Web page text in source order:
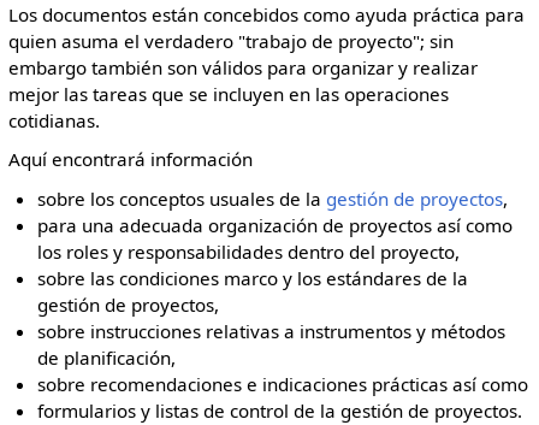
Los documentos están concebidos como ayuda práctica para
quien asuma el verdadero "trabajo de proyecto"; sin
embargo también son válidos para organizar y realizar
mejor las tareas que se incluyen en las operaciones
cotidianas.
Aquí encontrará información
sobre los conceptos usuales de la gestión de proyectos,
para una adecuada organización de proyectos así como
los roles y responsabilidades dentro del proyecto,
sobre las condiciones marco y los estándares de la
gestión de proyectos,
sobre instrucciones relativas a instrumentos y métodos
de planificación,
sobre recomendaciones e indicaciones prácticas así como
formularios y listas de control de la gestión de proyectos.